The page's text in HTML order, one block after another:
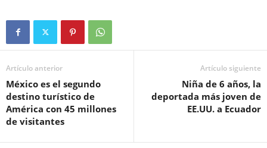
Artículo anterior
México es el segundo
destino turístico de
América con 45 millones
de visitantes
Artículo siguiente
Niña de 6 años, la
deportada más joven de
EE.UU. a Ecuador